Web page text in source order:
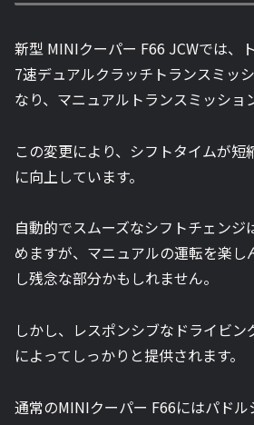
新型 MINIクーパー F66 JCWでは、
7速デュアルクラッチトランスミッ
なり、マニュアルトランスミッショ
この変更により、シフトタイムが短
に向上しています。
自動的でスムーズなシフトチェンジ
めますが、マニュアルの運転を楽し
し残念な部分かもしれません。
しかし、レスポンシブなドライビン
によってしっかりと提供されます。
通常のMINIクーパー F66にはパド